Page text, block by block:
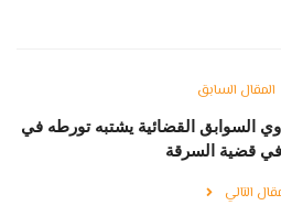
المقال السابق
القضائية يشتبه تورطه في
قضية السرقة
التالي